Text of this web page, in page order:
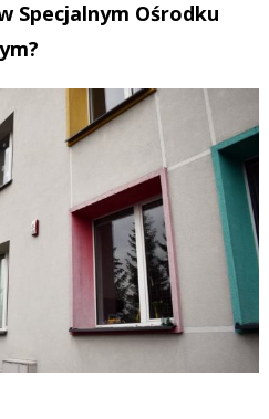
Specjalnym Ośrodku